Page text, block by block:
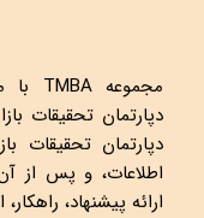
مجموعهTMBA با
دپارتمان تحقیقات
دپارتمان تحقیقات
ارائه پیشنهاد،